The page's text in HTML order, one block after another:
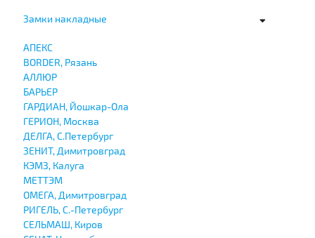
Замки накладные
АПЕКС
BORDER, Рязань
АЛЛЮР
БАРЬЕР
ГАРДИАН, Йошкар-Ола
ГЕРИОН, Москва
ДЕЛГА, С.Петербург
ЗЕНИТ, Димитровград
КЭМЗ, Калуга
МЕТТЭМ
ОМЕГА, Димитровград
РИГЕЛЬ, С.-Петербург
СЕЛЬМАШ, Киров